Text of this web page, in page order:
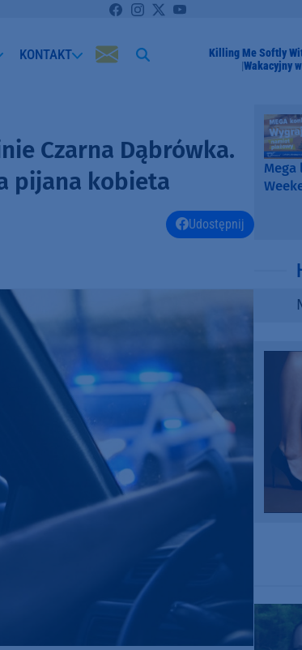
KONTAKT Killing Me Softly
Wakacyjny
Czarna Dąbrówka.
pijana kobieta
Udostępnij
Mega